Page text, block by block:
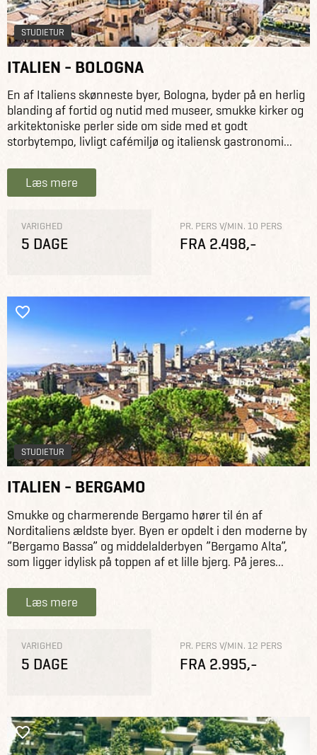
STUDIETUR
ITALIEN - BOLOGNA
En af Italiens skønneste byer, Bologna, byder på en herlig
blanding af fortid og nutid med museer, smukke kirker og
arkitektoniske perler side om side med et godt
storbytempo, livligt cafémiljø og italiensk gastronomi...
Læs mere
VARIGHED
5 DAGE
PR. PERS V/MIN. 10 PERS
FRA 2.498,-
STUDIETUR
ITALIEN - BERGAMO
Smukke og charmerende Bergamo hører til én af
Norditaliens ældste byer. Byen er opdelt i den moderne by
”Bergamo Bassa” og middelalderbyen ”Bergamo Alta”,
som ligger idylisk på toppen af et lille bjerg. På jeres...
Læs mere
VARIGHED
5 DAGE
PR. PERS V/MIN. 12 PERS
FRA 2.995,-